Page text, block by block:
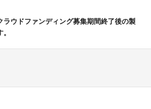
ラウドファンディング募集期間終了後の製